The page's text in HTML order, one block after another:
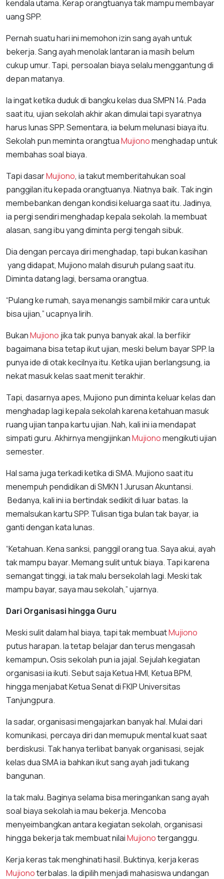
kendala utama. Kerap orangtuanya tak mampu membayar
uang SPP.
Pernah suatu hari ini memohon izin sang ayah untuk
bekerja. Sang ayah menolak lantaran ia masih belum
cukup umur. Tapi, persoalan biaya selalu menggantung di
depan matanya.
Ia ingat ketika duduk di bangku kelas dua SMPN 14. Pada
saat itu, ujian sekolah akhir akan dimulai tapi syaratnya
harus lunas SPP. Sementara, ia belum melunasi biaya itu.
Sekolah pun meminta orangtuaMujionomenghadap untuk
membahas soal biaya.
Tapi dasarMujiono, ia takut memberitahukan soal
panggilan itu kepada orangtuanya. Niatnya baik. Tak ingin
membebankan dengan kondisi keluarga saat itu. Jadinya,
ia pergi sendiri menghadap kepala sekolah. Ia membuat
alasan, sang ibu yang diminta pergi tengah sibuk.
Dia dengan percaya diri menghadap, tapi bukan kasihan
yang didapat, Mujiono malah disuruh pulang saat itu.
Diminta datang lagi, bersama orangtua.
“Pulang ke rumah, saya menangis sambil mikir cara untuk
bisa ujian,” ucapnya lirih.
BukanMujiono jika tak punya banyak akal. Ia berfikir
bagaimana bisa tetap ikut ujian, meski belum bayar SPP. Ia
punya ide di otak kecilnya itu. Ketika ujian berlangsung, ia
nekat masuk kelas saat menit terakhir.
Tapi, dasarnya apes, Mujiono pun diminta keluar kelas dan
menghadap lagi kepala sekolah karena ketahuan masuk
ruang ujian tanpa kartu ujian. Nah, kali ini ia mendapat
simpati guru. Akhirnya mengijinkanMujionomengikuti ujian
semester.
Hal sama juga terkadi ketika di SMA. Mujiono saat itu
menempuh pendidikan di SMKN 1 Jurusan Akuntansi.
Bedanya, kali ini ia bertindak sedikit di luar batas. Ia
memalsukan kartu SPP. Tulisan tiga bulan tak bayar, ia
ganti dengan kata lunas.
“Ketahuan. Kena sanksi, panggil orang tua. Saya akui, ayah
tak mampu bayar. Memang sulit untuk biaya. Tapi karena
semangat tinggi, ia tak malu bersekolah lagi. Meski tak
mampu bayar, saya mau sekolah,” ujarnya.
Dari Organisasi hingga Guru
Meski sulit dalam hal biaya, tapi tak membuatMujiono
putus harapan. Ia tetap belajar dan terus mengasah
kemampun.Osis sekolah pun ia jajal. Sejulah kegiatan
organisasi ia ikuti. Sebut saja Ketua HMI, Ketua BPM,
hingga menjabat Ketua Senat di FKIP Universitas
Tanjungpura.
Ia sadar, organisasi mengajarkan banyak hal. Mulai dari
komunikasi, percaya diri dan memupuk mental kuat saat
berdiskusi. Tak hanya terlibat banyak organisasi, sejak
kelas dua SMA ia bahkan ikut sang ayah jadi tukang
bangunan.
Ia tak malu. Baginya selama bisa meringankan sang ayah
soal biaya sekolah ia mau bekerja. Mencoba
menyeimbangkan antara kegiatan sekolah, organisasi
hingga bekerja tak membuat nilaiMujionoterganggu.
Kerja keras tak menghinati hasil. Buktinya, kerja keras
Mujionoterbalas. Ia dipilih menjadi mahasiswa undangan